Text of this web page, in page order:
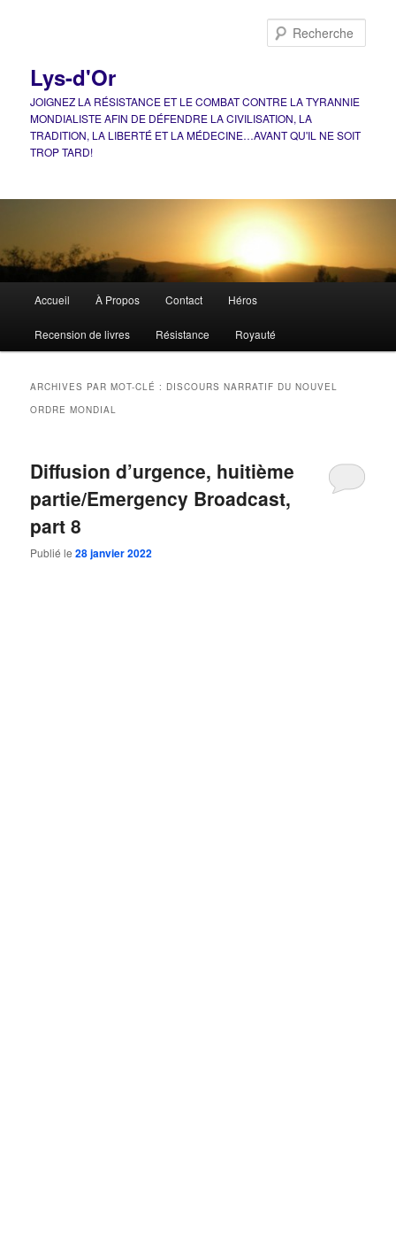
Lys-d'Or
JOIGNEZ LA RÉSISTANCE ET LE COMBAT CONTRE LA TYRANNIE
MONDIALISTE AFIN DE DÉFENDRE LA CIVILISATION, LA
TRADITION, LA LIBERTÉ ET LA MÉDECINE…AVANT QU'IL NE SOIT
TROP TARD!
principal
Accueil À Propos Contact Héros
Recension de livres Résistance Royauté
ARCHIVES PAR MOT-CLÉ : DISCOURS NARRATIF DU NOUVEL
ORDRE MONDIAL
Diffusion d’urgence, huitième
partie/Emergency Broadcast,
part 8
Publié le28 janvier 2022